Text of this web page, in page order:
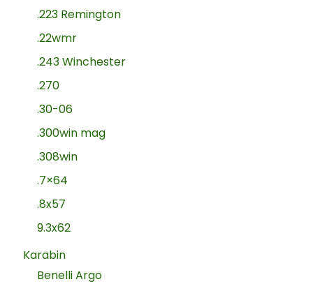
.223 Remington
.22wmr
.243 Winchester
.270
.30-06
.300win mag
.308win
.7×64
.8x57
9.3x62
Karabin
Benelli Argo